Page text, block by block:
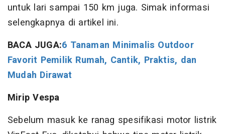
untuk lari sampai 150 km juga. Simak informasi
selengkapnya di artikel ini.
BACA JUGA:6 Tanaman Minimalis Outdoor
Favorit Pemilik Rumah, Cantik, Praktis, dan
Mudah Dirawat
Mirip Vespa
Sebelum masuk ke ranag spesifikasi motor listrik